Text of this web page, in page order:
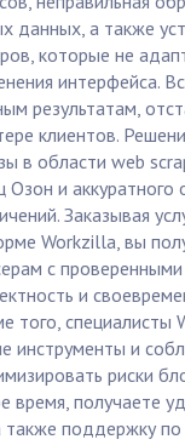
данных, а также
которые не
интерфейса.
результатам,
клиентов.
в области web
Озон и
Заказывая
Workzilla, вы
с
и
того, специалисты
инструменты и
риски
время, получаете
поддержку